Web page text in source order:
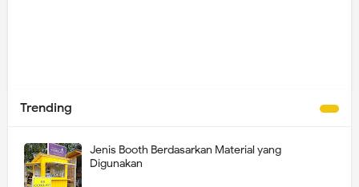
Trending
Jenis Booth Berdasarkan Material yang
Digunakan